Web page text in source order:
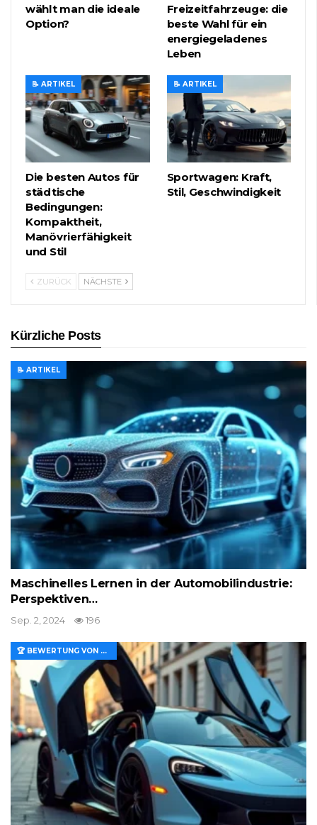
wählt man die ideale
Option?
Freizeitfahrzeuge: die
beste Wahl für ein
energiegeladenes
Leben
📝 ARTIKEL
Die besten Autos für
städtische
Bedingungen:
Kompaktheit,
Manövrierfähigkeit
und Stil
📝 ARTIKEL
Sportwagen: Kraft,
Stil, Geschwindigkeit
ZURÜCK NÄCHSTE
Kürzliche Posts
📝 ARTIKEL
Maschinelles Lernen in der Automobilindustrie:
Perspektiven…
Sep. 2, 2024 196
🏆 BEWERTUNG VON MERKMALEN UND WERT